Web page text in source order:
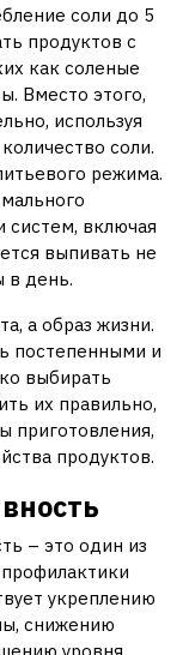
соли до 5
продуктов с
как соленые
Вместо этого,
используя
соли.
режима.
систем, включая
выпивать не
в день.
а образ жизни.
постепенными и
выбирать
их правильно,
приготовления,
продуктов.
– это один из
укреплению
снижению